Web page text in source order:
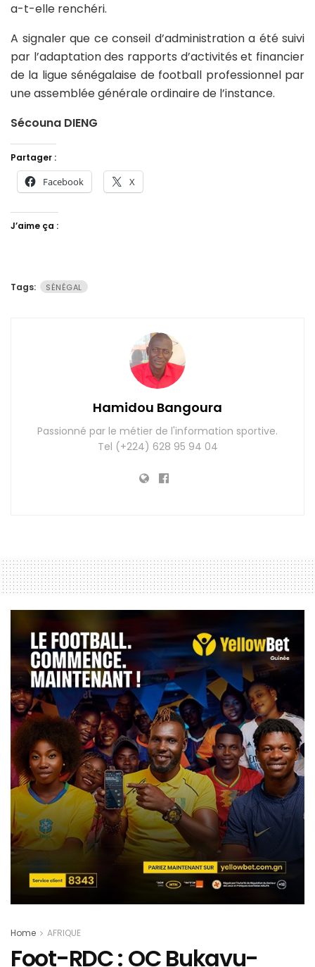
a-t-elle renchéri.
A signaler que ce conseil d’administration a été suivi
par l’adaptation des rapports d’activités et financier
de la ligue sénégalaise de football professionnel par
une assemblée générale ordinaire de l’instance.
Sécouna DIENG
Partager :
Facebook X
J’aime ça :
Tags: SÉNÉGAL
Hamidou Bangoura
Passionné par le métier de l'information sportive.
Tel (+224) 628 95 94 04
Home AFRIQUE
Foot-RDC : OC Bukavu-